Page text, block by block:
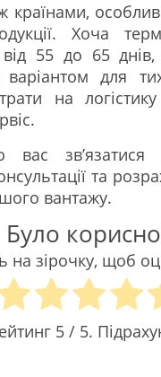
країнами,
Хоча
від 55 до 65
для
на
вас
та
вантажу.
Було
на зірочку, щоб
5/ 5.